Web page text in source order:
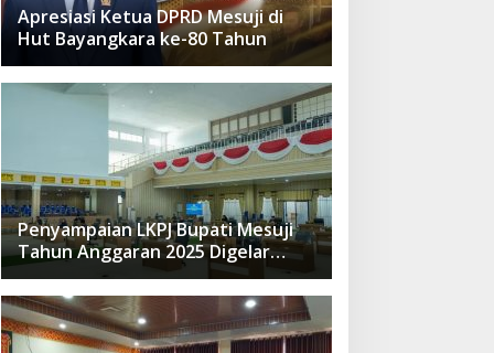
Apresiasi Ketua DPRD Mesuji di
Hut Bayangkara ke-80 Tahun
Penyampaian LKPJ Bupati Mesuji
Tahun Anggaran 2025 Digelar
dalam Rapat Paripurna DPRD